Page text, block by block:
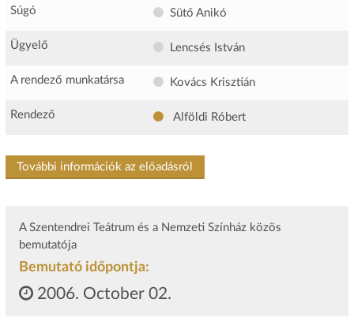
Súgó Sütő Anikó
Ügyelő Lencsés István
A rendező munkatársa Kovács Krisztián
Rendező Alföldi Róbert
További információk az előadásról
A Szentendrei Teátrum és a Nemzeti Színház közös
bemutatója
Bemutató időpontja:
2006. October 02.